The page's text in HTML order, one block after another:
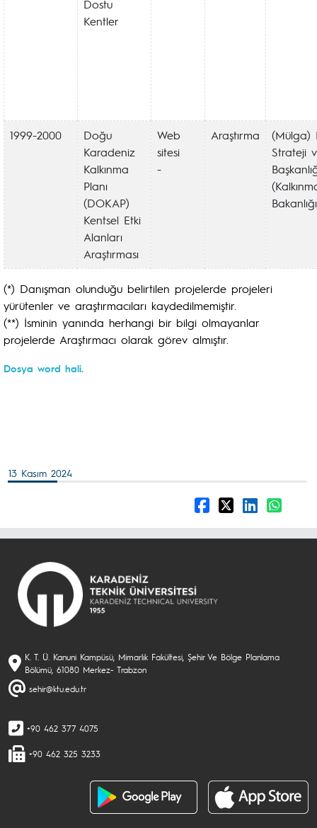
Dostu
Kentler
1999-2000
Doğu
Karadeniz
Kalkınma
Planı
(DOKAP)
Kentsel Etki
Alanları
Araştırması
Web
sitesi
-
Araştırma
(Mülga)
Strateji
(*) Danışman olunduğu belirtilen projelerde projeleri
yürütenler ve araştırmacıları kaydedilmemiştir.
(**) İsminin yanında herhangi bir bilgi olmayanlar
projelerde Araştırmacı olarak görev almıştır.
Dosya word hali.
13 Kasım 2024
K. T. Ü. Kanuni Kampüsü, Mimarlık Fakültesi, Şehir Ve Bölge Planlama
Bölümü, 61080 Merkez- Trabzon
sehir@ktu.edu.tr
+90 462 377 4075
+90 462 325 3233